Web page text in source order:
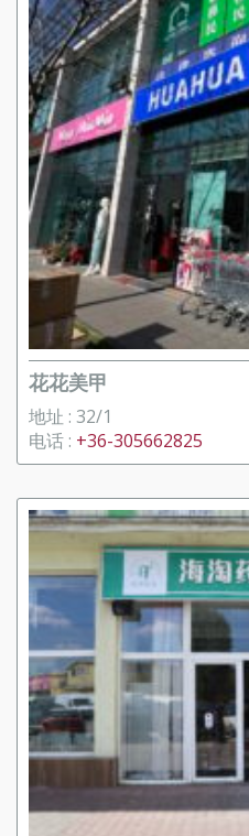
花花美甲
地址 : 32/1
电话 : +36-305662825